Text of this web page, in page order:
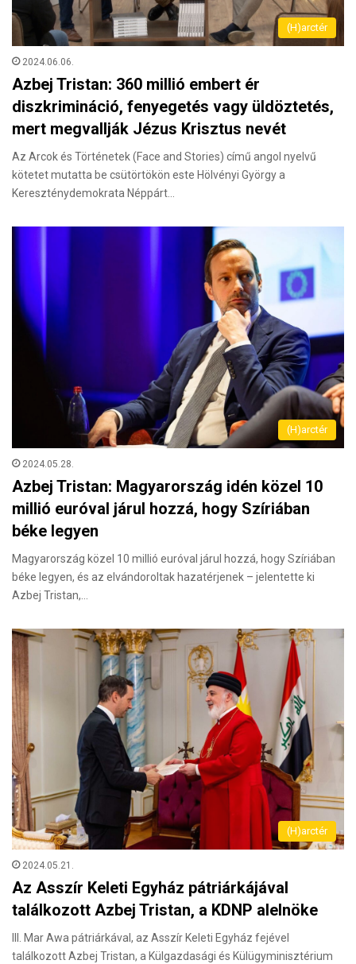
(H)arctér
2024.06.06.
Azbej Tristan: 360 millió embert ér
diszkrimináció, fenyegetés vagy üldöztetés,
mert megvallják Jézus Krisztus nevét
Az Arcok és Történetek (Face and Stories) című angol nyelvű
kötetet mutatta be csütörtökön este Hölvényi György a
Kereszténydemokrata Néppárt…
(H)arctér
2024.05.28.
Azbej Tristan: Magyarország idén közel 10
millió euróval járul hozzá, hogy Szíriában
béke legyen
Magyarország közel 10 millió euróval járul hozzá, hogy Szíriában
béke legyen, és az elvándoroltak hazatérjenek – jelentette ki
Azbej Tristan,…
(H)arctér
2024.05.21.
Az Asszír Keleti Egyház pátriárkájával
találkozott Azbej Tristan, a KDNP alelnöke
III. Mar Awa pátriárkával, az Asszír Keleti Egyház fejével
találkozott Azbej Tristan, a Külgazdasági és Külügyminisztérium